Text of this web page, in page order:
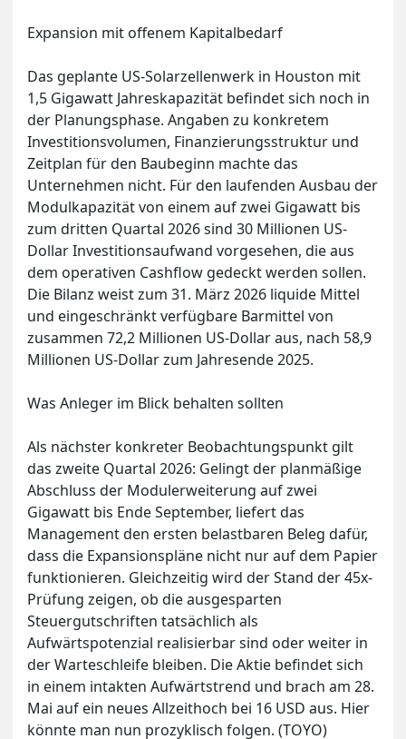
Expansion mit offenem Kapitalbedarf
Das geplante US-Solarzellenwerk in Houston mit
1,5 Gigawatt Jahreskapazität befindet sich noch in
der Planungsphase. Angaben zu konkretem
Investitionsvolumen, Finanzierungsstruktur und
Zeitplan für den Baubeginn machte das
Unternehmen nicht. Für den laufenden Ausbau der
Modulkapazität von einem auf zwei Gigawatt bis
zum dritten Quartal 2026 sind 30 Millionen US-
Dollar Investitionsaufwand vorgesehen, die aus
dem operativen Cashflow gedeckt werden sollen.
Die Bilanz weist zum 31. März 2026 liquide Mittel
und eingeschränkt verfügbare Barmittel von
zusammen 72,2 Millionen US-Dollar aus, nach 58,9
Millionen US-Dollar zum Jahresende 2025.
Was Anleger im Blick behalten sollten
Als nächster konkreter Beobachtungspunkt gilt
das zweite Quartal 2026: Gelingt der planmäßige
Abschluss der Modulerweiterung auf zwei
Gigawatt bis Ende September, liefert das
Management den ersten belastbaren Beleg dafür,
dass die Expansionspläne nicht nur auf dem Papier
funktionieren. Gleichzeitig wird der Stand der 45x-
Prüfung zeigen, ob die ausgesparten
Steuergutschriften tatsächlich als
Aufwärtspotenzial realisierbar sind oder weiter in
der Warteschleife bleiben. Die Aktie befindet sich
in einem intakten Aufwärtstrend und brach am 28.
Mai auf ein neues Allzeithoch bei 16 USD aus. Hier
könnte man nun prozyklisch folgen. (TOYO)